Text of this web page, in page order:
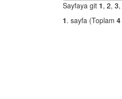
Sayfaya git 1, 2, 3,
1. sayfa (Toplam 4